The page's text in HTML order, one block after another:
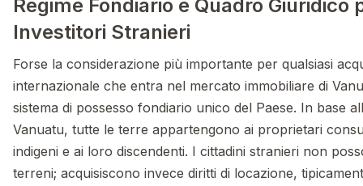
Regime Fondiario e Quadro Giuridico
Investitori Stranieri
Forse la considerazione più importante per qualsiasi
internazionale che entra nel mercato immobiliare di
sistema di possesso fondiario unico del Paese. In base
Vanuatu, tutte le terre appartengono ai proprietari
indigeni e ai loro discendenti. I cittadini stranieri non
terreni; acquisiscono invece diritti di locazione,